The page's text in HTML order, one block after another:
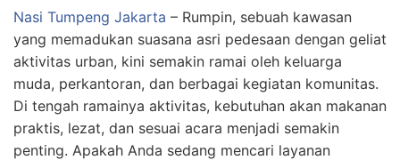
Nasi Tumpeng Jakarta – Rumpin, sebuah kawasan
yang memadukan suasana asri pedesaan dengan geliat
aktivitas urban, kini semakin ramai oleh keluarga
muda, perkantoran, dan berbagai kegiatan komunitas.
Di tengah ramainya aktivitas, kebutuhan akan makanan
praktis, lezat, dan sesuai acara menjadi semakin
penting. Apakah Anda sedang mencari layanan